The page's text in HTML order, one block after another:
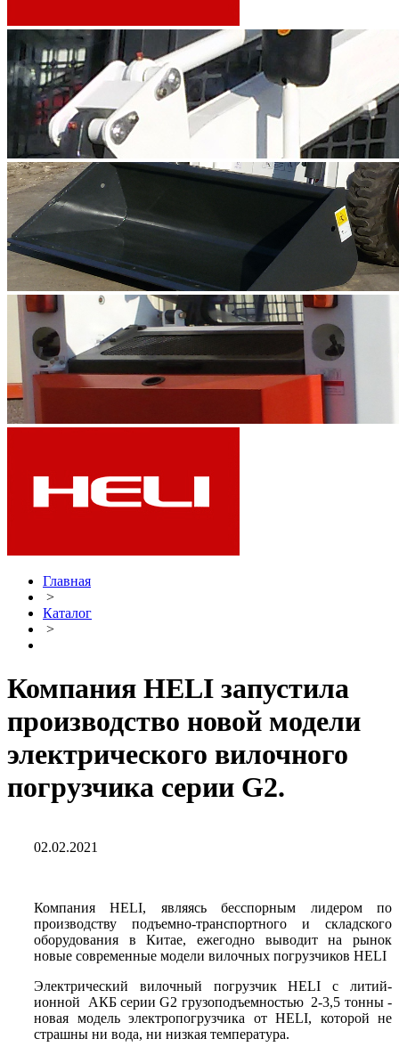
Главная
>
Каталог
>
Компания HELI запустила
производство новой модели
электрического вилочного
погрузчика серии G2.
02.02.2021
Компания HELI, являясь бесспорным лидером по
производству подъемно-транспортного и складского
оборудования в Китае, ежегодно выводит на рынок
новые современные модели вилочных погрузчиков HELI
Электрический вилочный погрузчик HELI с литий-
ионной АКБ серии G2 грузоподъемностью 2-3,5 тонны -
новая модель электропогрузчика от HELI, которой не
страшны ни вода, ни низкая температура.